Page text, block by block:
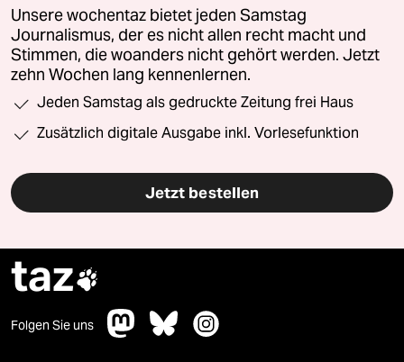
Unsere wochentaz bietet jeden Samstag
Journalismus, der es nicht allen recht macht und
Stimmen, die woanders nicht gehört werden. Jetzt
zehn Wochen lang kennenlernen.
Jeden Samstag als gedruckte Zeitung frei Haus
Zusätzlich digitale Ausgabe inkl. Vorlesefunktion
Jetzt bestellen
taz
Folgen Sie uns